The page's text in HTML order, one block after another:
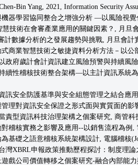
Bin Yang, 2021, Information Security
器學習協同整合之增強分析 —以風險視
技術在會審產業應用的關鍵因素？, 月旦
計數據分析的之發展趨勢與挑戰, 月旦會計
商業智慧技術之敏捷資料分析方法－以
政府歲計會計資訊建立風險預警與持續風
續性稽核技術整合架構—以主計資訊系統
訊安全防護基準與安全組態管理之結合應
理對資訊安全保證之形式面與實質面的影
責型資訊科技治理架構之個案研究, 商管科
稽核實務之影響及應用--以銷售流程為例,
基礎之語意稽核系統架構設計, 電腦稽核
灣XBRL申報政策推動歷程探討：制度理
戲公司價值轉移之個案研究-融合內部能